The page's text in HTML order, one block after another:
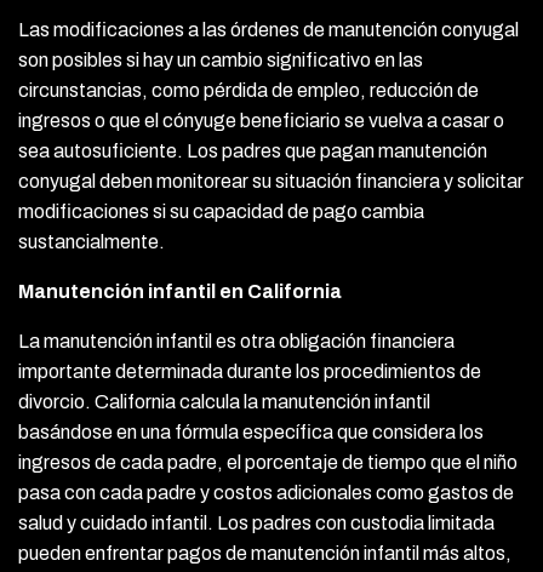
Las modificaciones a las órdenes de manutención conyugal
son posibles si hay un cambio significativo en las
circunstancias, como pérdida de empleo, reducción de
ingresos o que el cónyuge beneficiario se vuelva a casar o
sea autosuficiente. Los padres que pagan manutención
conyugal deben monitorear su situación financiera y solicitar
modificaciones si su capacidad de pago cambia
sustancialmente.
Manutención infantil en California
La manutención infantil es otra obligación financiera
importante determinada durante los procedimientos de
divorcio. California calcula la manutención infantil
basándose en una fórmula específica que considera los
ingresos de cada padre, el porcentaje de tiempo que el niño
pasa con cada padre y costos adicionales como gastos de
salud y cuidado infantil. Los padres con custodia limitada
pueden enfrentar pagos de manutención infantil más altos,